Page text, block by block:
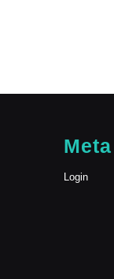
Meta
Login